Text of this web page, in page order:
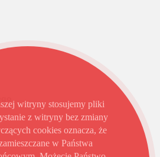
witryny stosujemy pliki
z witryny bez zmiany
cookies oznacza, że
w Państwa